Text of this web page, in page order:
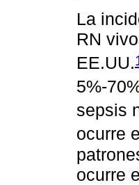
La
RN
EE.UU.
5%-
sepsis
ocurre
ocurre